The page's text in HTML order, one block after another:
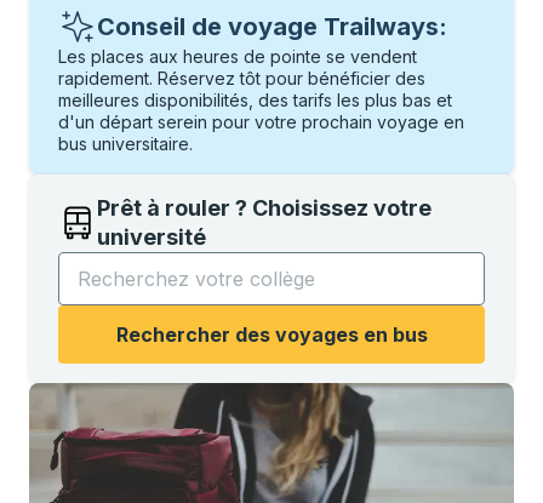
Conseil de voyage Trailways:
Les places aux heures de pointe se vendent
rapidement. Réservez tôt pour bénéficier des
meilleures disponibilités, des tarifs les plus bas et
d'un départ serein pour votre prochain voyage en
bus universitaire.
Prêt à rouler ? Choisissez votre
université
Commencez à saisir le nom de l'université pour
Rechercher des voyages en bus